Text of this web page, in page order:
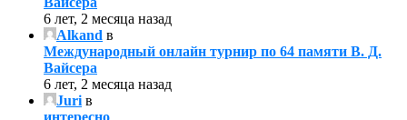
6 лет, 2 месяца назад
Alkand в
Международный онлайн турнир по 64 памяти В. Д.
Вайсера
6 лет, 2 месяца назад
Juri в